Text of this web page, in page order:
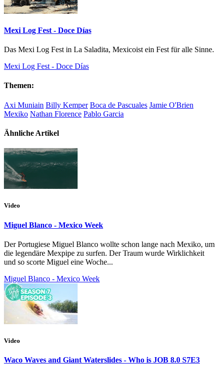
Mexi Log Fest - Doce Días
Das Mexi Log Fest in La Saladita, Mexicoist ein Fest für alle Sinne.
Mexi Log Fest - Doce Días
Themen:
Axi Muniain Billy Kemper Boca de Pascuales Jamie O'Brien
Mexiko Nathan Florence Pablo Garcia
Ähnliche Artikel
Video
Miguel Blanco - Mexico Week
Der Portugiese Miguel Blanco wollte schon lange nach Mexiko, um
die legendäre Mexpipe zu surfen. Der Traum wurde Wirklichkeit
und so scorte Miguel eine Woche...
Miguel Blanco - Mexico Week
Video
Waco Waves and Giant Waterslides - Who is JOB 8.0 S7E3